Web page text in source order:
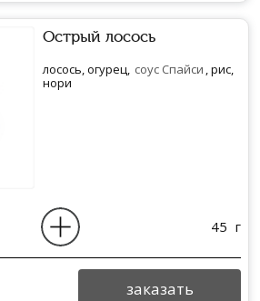
Острый лосось
лосось, огурец, соус Спайси , рис,
нори
45 г
заказать